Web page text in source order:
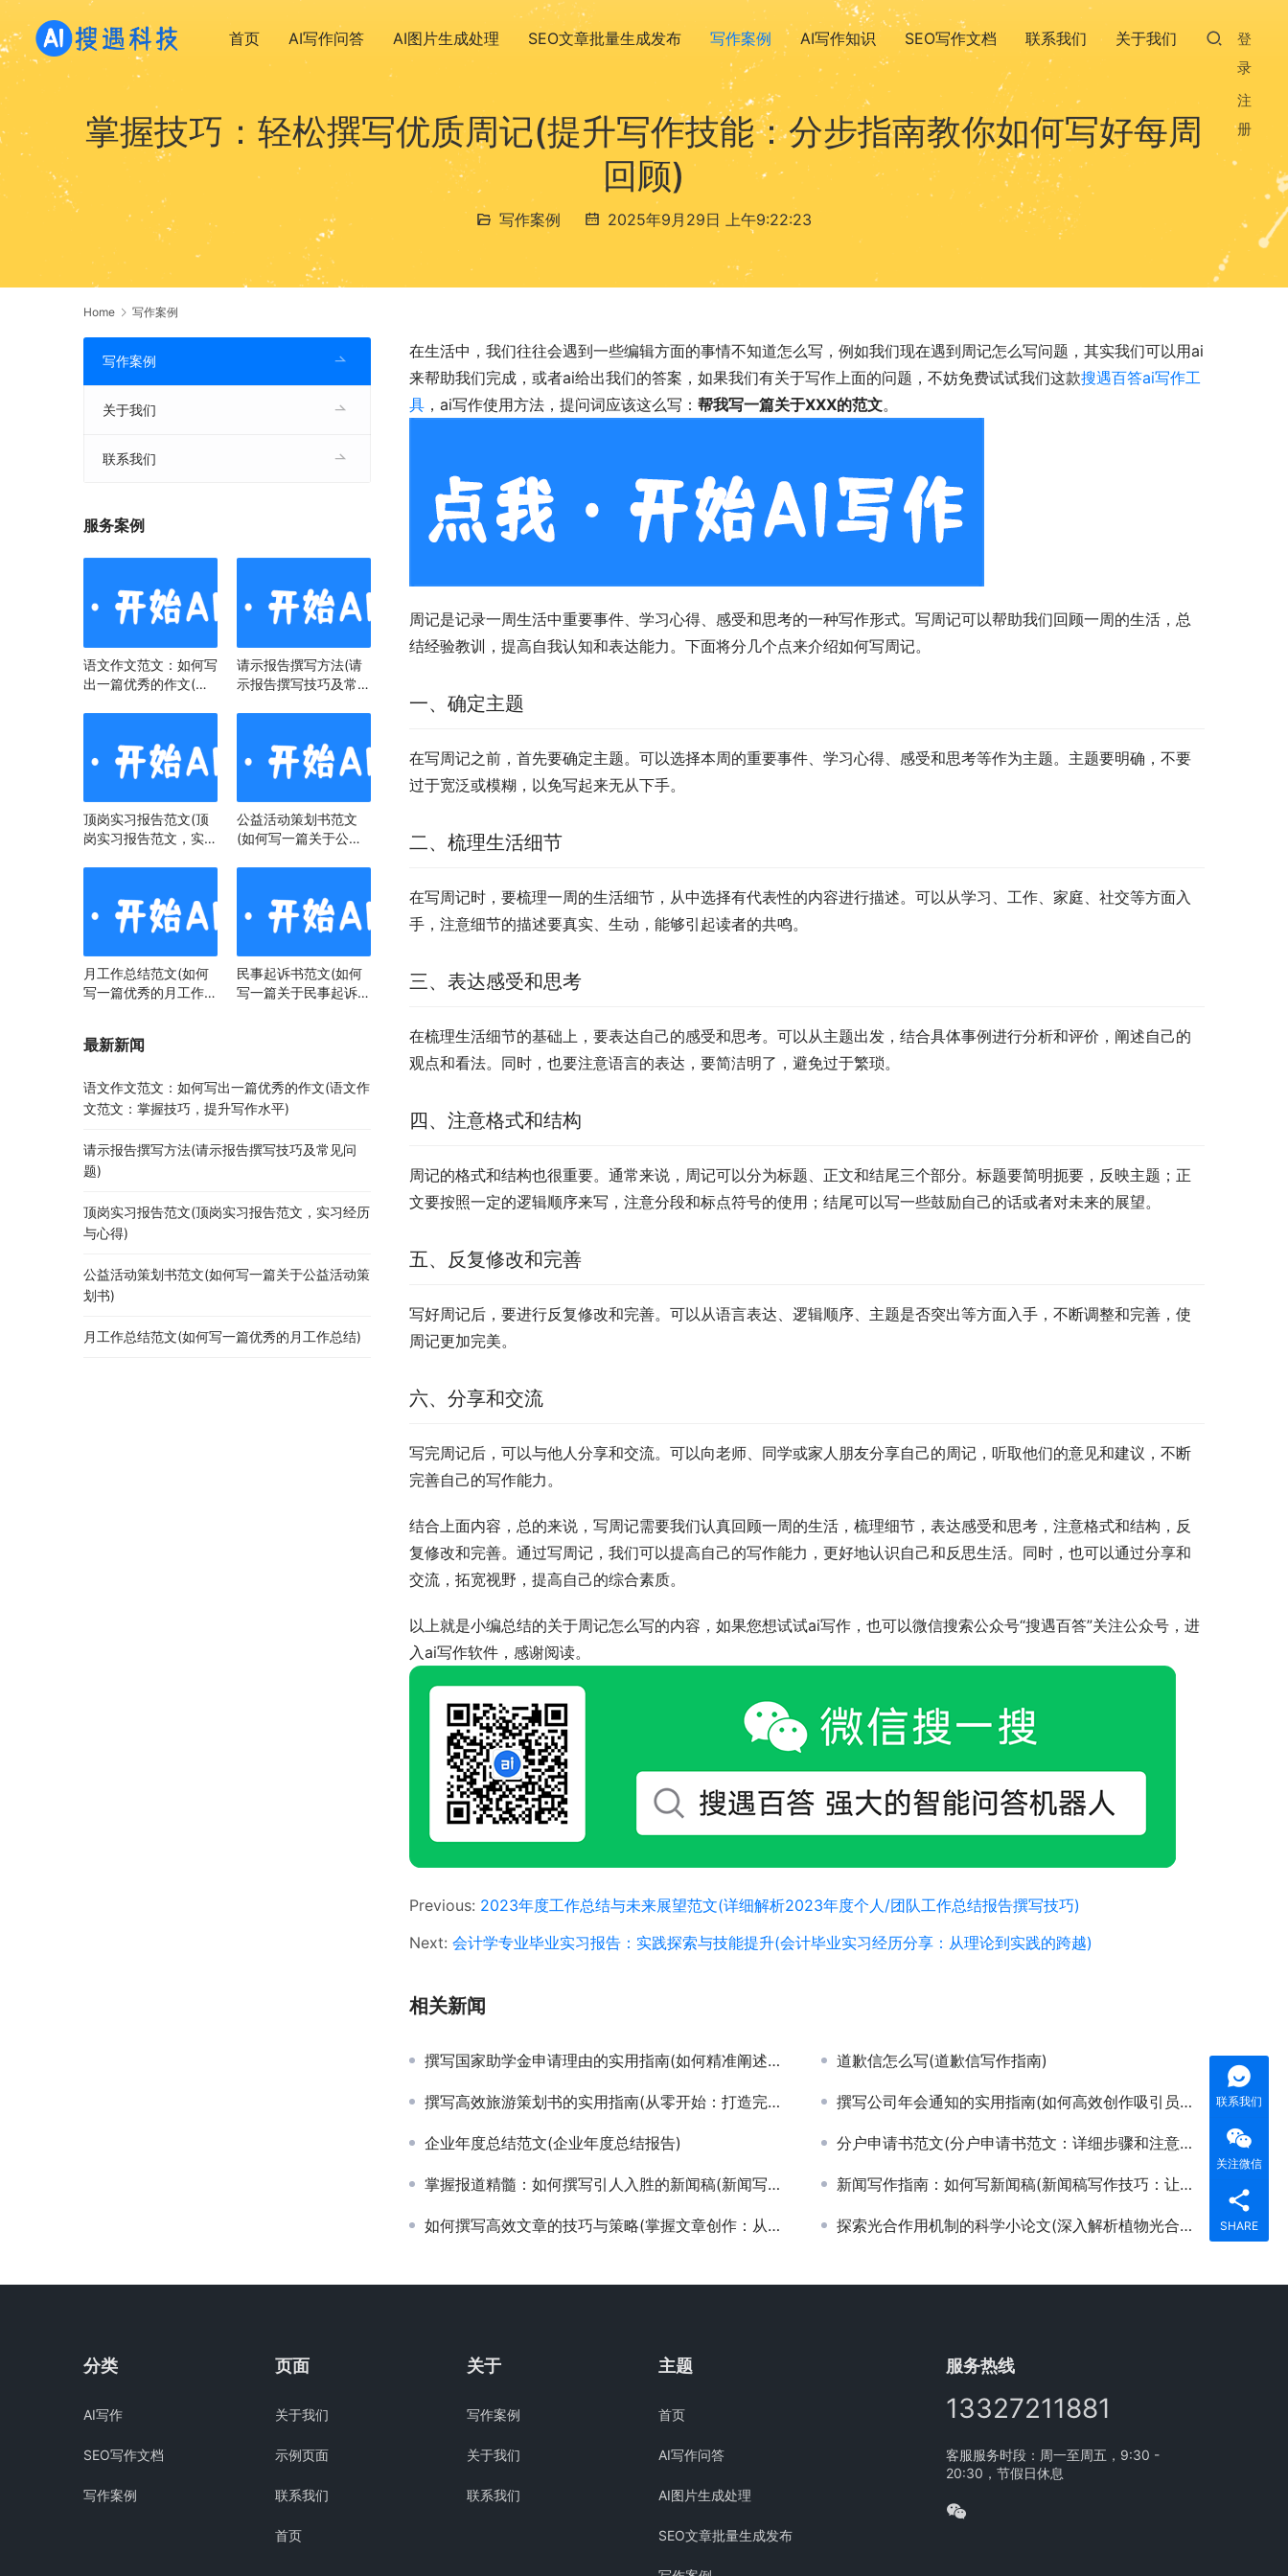
首页 AI写作问答 AI图片生成处理 SEO文章批量生成发布 写作案例 AI写作知识 SEO写作文档 联系我们 关于我们
登
录
注
册
掌握技巧：轻松撰写优质周记(提升写作技能：分步指南教你如何写好每周
回顾)
写作案例 2025年9月29日 上午9:22:23
Home 写作案例
在生活中，我们往往会遇到一些编辑方面的事情不知道怎么写，例如我们现在遇到周记怎么写问题，其实我们可以用ai
来帮助我们完成，或者ai给出我们的答案，如果我们有关于写作上面的问题，不妨免费试试我们这款搜遇百答ai写作工
具 ，ai写作使用方法，提问词应该这么写： 帮我写一篇关于XXX的范文。
周记是记录一周生活中重要事件、学习心得、感受和思考的一种写作形式。写周记可以帮助我们回顾一周的生活，总
结经验教训，提高自我认知和表达能力。下面将分几个点来介绍如何写周记。
一、确定主题
在写周记之前，首先要确定主题。可以选择本周的重要事件、学习心得、感受和思考等作为主题。主题要明确，不要
过于宽泛或模糊，以免写起来无从下手。
二、梳理生活细节
在写周记时，要梳理一周的生活细节，从中选择有代表性的内容进行描述。可以从学习、工作、家庭、社交等方面入
手，注意细节的描述要真实、生动，能够引起读者的共鸣。
三、表达感受和思考
在梳理生活细节的基础上，要表达自己的感受和思考。可以从主题出发，结合具体事例进行分析和评价，阐述自己的
观点和看法。同时，也要注意语言的表达，要简洁明了，避免过于繁琐。
四、注意格式和结构
周记的格式和结构也很重要。通常来说，周记可以分为标题、正文和结尾三个部分。标题要简明扼要，反映主题；正
文要按照一定的逻辑顺序来写，注意分段和标点符号的使用；结尾可以写一些鼓励自己的话或者对未来的展望。
五、反复修改和完善
写好周记后，要进行反复修改和完善。可以从语言表达、逻辑顺序、主题是否突出等方面入手，不断调整和完善，使
周记更加完美。
六、分享和交流
写完周记后，可以与他人分享和交流。可以向老师、同学或家人朋友分享自己的周记，听取他们的意见和建议，不断
完善自己的写作能力。
结合上面内容，总的来说，写周记需要我们认真回顾一周的生活，梳理细节，表达感受和思考，注意格式和结构，反
复修改和完善。通过写周记，我们可以提高自己的写作能力，更好地认识自己和反思生活。同时，也可以通过分享和
交流，拓宽视野，提高自己的综合素质。
以上就是小编总结的关于周记怎么写的内容，如果您想试试ai写作，也可以微信搜索公众号“搜遇百答”关注公众号，进
入ai写作软件，感谢阅读。
Previous: 2023年度工作总结与未来展望范文(详细解析2023年度个人/团队工作总结报告撰写技巧)
Next: 会计学专业毕业实习报告：实践探索与技能提升(会计毕业实习经历分享：从理论到实践的跨越)
相关新闻
撰写国家助学金申请理由的实用指南(如何精准阐述国家助学金申请的个人需求与优势) 道歉信怎么写(道歉信写作指南)
撰写高效旅游策划书的实用指南(从零开始：打造完美旅游策划书的详细步骤与技巧) 撰写公司年会通知的实用指南(如何高效创作吸引员工的公司年会活动通知)
企业年度总结范文(企业年度总结报告) 分户申请书范文(分户申请书范文：详细步骤和注意事项)
掌握报道精髓：如何撰写引人入胜的新闻稿(新闻写作技巧与实战案例分享：撰写高质量报道的秘诀) 新闻写作指南：如何写新闻稿(新闻稿写作技巧：让你的新闻引人入胜)
如何撰写高效文章的技巧与策略(掌握文章创作：从零到一打造引人入胜内容的步骤指南) 探索光合作用机制的科学小论文(深入解析植物光合作用过程及其生态意义)
写作案例
关于我们
联系我们
服务案例
语文作文范文：如何写
出一篇优秀的作文(语
请示报告撰写方法(请
示报告撰写技巧及常见
顶岗实习报告范文(顶
岗实习报告范文，实习
公益活动策划书范文
(如何写一篇关于公益
月工作总结范文(如何
写一篇优秀的月工作总
民事起诉书范文(如何
写一篇关于民事起诉书
最新新闻
语文作文范文：如何写出一篇优秀的作文(语文作
文范文：掌握技巧，提升写作水平)
请示报告撰写方法(请示报告撰写技巧及常见问
题)
顶岗实习报告范文(顶岗实习报告范文，实习经历
与心得)
公益活动策划书范文(如何写一篇关于公益活动策
划书)
月工作总结范文(如何写一篇优秀的月工作总结)
分类
AI写作
SEO写作文档
写作案例
页面
关于我们
示例页面
联系我们
首页
关于
写作案例
关于我们
联系我们
主题
首页
AI写作问答
AI图片生成处理
SEO文章批量生成发布
服务热线
13327211881
客服服务时段：周一至周五，9:30 -
20:30，节假日休息
联系我们
关注微信
SHARE